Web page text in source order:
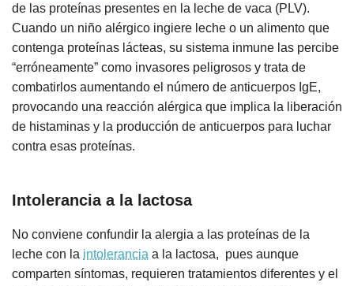
de las proteínas presentes en la leche de vaca (PLV).
Cuando un niño alérgico ingiere leche o un alimento que
contenga proteínas lácteas, su sistema inmune las percibe
“erróneamente” como invasores peligrosos y trata de
combatirlos aumentando el número de anticuerpos IgE,
provocando una reacción alérgica que implica la liberación
de histaminas y la producción de anticuerpos para luchar
contra esas proteínas.
Intolerancia a la lactosa
No conviene confundir la alergia a las proteínas de la
leche con la intolerancia a la lactosa, pues aunque
comparten síntomas, requieren tratamientos diferentes y el